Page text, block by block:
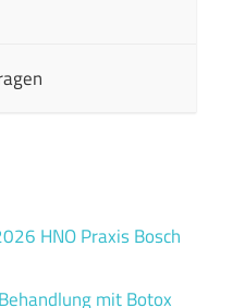
HNO Praxis Bosch
mit Botox